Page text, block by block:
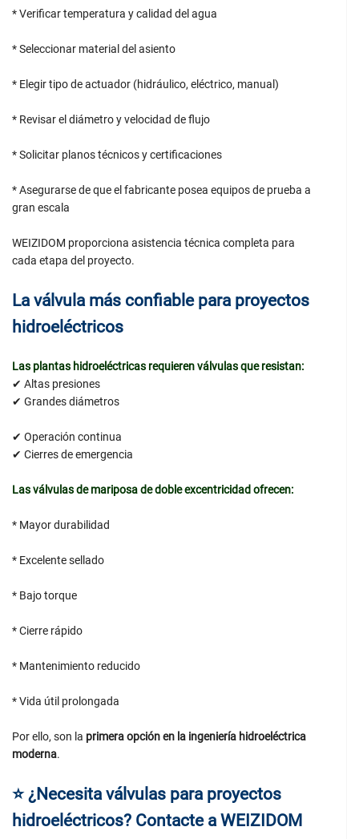
* Verificar temperatura y calidad del agua
* Seleccionar material del asiento
* Elegir tipo de actuador (hidráulico, eléctrico, manual)
* Revisar el diámetro y velocidad de flujo
* Solicitar planos técnicos y certificaciones
* Asegurarse de que el fabricante posea equipos de prueba a
gran escala
WEIZIDOM proporciona asistencia técnica completa para
cada etapa del proyecto.
La válvula más confiable para proyectos
hidroeléctricos
Las plantas hidroeléctricas requieren válvulas que resistan:
✔ Altas presiones
✔ Grandes diámetros
✔ Operación continua
✔ Cierres de emergencia
Las válvulas de mariposa de doble excentricidad ofrecen:
* Mayor durabilidad
* Excelente sellado
* Bajo torque
* Cierre rápido
* Mantenimiento reducido
* Vida útil prolongada
Por ello, son la primera opción en la ingeniería hidroeléctrica
moderna.
⭐¿Necesita válvulas para proyectos
hidroeléctricos? Contacte a WEIZIDOM